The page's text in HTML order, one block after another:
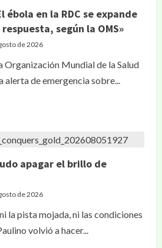
ébola en la RDC se expande
según la OMS»
de 2026
Organización Mundial de la Salud
alerta de emergencia sobre...
apagar el brillo de
de 2026
la pista mojada, ni las condiciones
volvió a hacer...